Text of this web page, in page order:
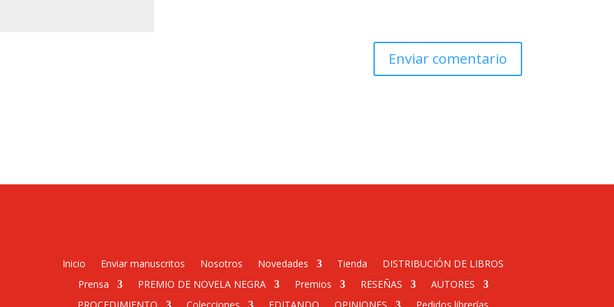
Inicio Enviar manuscritos Nosotros Novedades Tienda
DISTRIBUCIÓN DE LIBROS
Prensa
PREMIO DE NOVELA NEGRA Premios RESEÑAS
AUTORES